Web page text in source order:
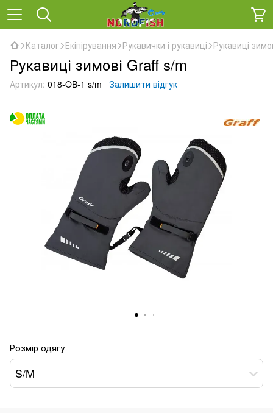
Каталог Екіпірування Рукавички і рукавиці Рукавиці
Рукавиці зимові Graff s/m
Артикул: 018-OB-1 s/m Залишити відгук
Розмір одягу
S/M